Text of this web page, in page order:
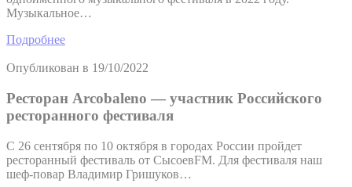
Музыкальное…
Подробнее
Опубликован в 19/10/2022
Ресторан Arcobaleno — участник Российского
ресторанного фестиваля
С 26 сентября по 10 октября в городах России пройдет
ресторанный фестиваль от СысоевFM. Для фестиваля наш
шеф-повар Владимир Гришуков…